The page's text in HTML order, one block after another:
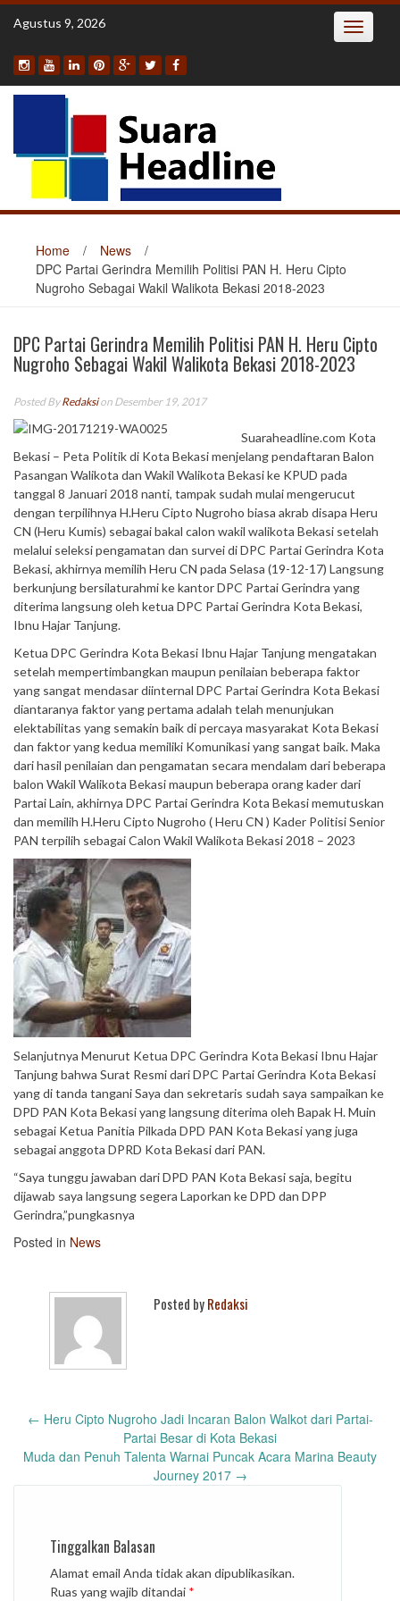
Skip
Agustus 9, 2026 Toggle
Home / News
/
DPC Partai Gerindra Memilih Politisi PAN H. Heru Cipto
Nugroho Sebagai Wakil Walikota Bekasi 2018-2023
DPC Partai Gerindra Memilih Politisi PAN H. Heru Cipto
Nugroho Sebagai Wakil Walikota Bekasi 2018-2023
Posted ByRedaksion Desember 19, 2017
Suaraheadline.com Kota
Bekasi – Peta Politik di Kota Bekasi menjelang pendaftaran Balon
Pasangan Walikota dan Wakil Walikota Bekasi ke KPUD pada
tanggal 8 Januari 2018 nanti, tampak sudah mulai mengerucut
dengan terpilihnya H.Heru Cipto Nugroho biasa akrab disapa Heru
CN (Heru Kumis) sebagai bakal calon wakil walikota Bekasi setelah
melalui seleksi pengamatan dan survei di DPC Partai Gerindra Kota
Bekasi, akhirnya memilih Heru CN pada Selasa (19-12-17) Langsung
berkunjung bersilaturahmi ke kantor DPC Partai Gerindra yang
diterima langsung oleh ketua DPC Partai Gerindra Kota Bekasi,
Ibnu Hajar Tanjung.
Ketua DPC Gerindra Kota Bekasi Ibnu Hajar Tanjung mengatakan
setelah mempertimbangkan maupun penilaian beberapa faktor
yang sangat mendasar diinternal DPC Partai Gerindra Kota Bekasi
diantaranya faktor yang pertama adalah telah menunjukan
elektabilitas yang semakin baik di percaya masyarakat Kota Bekasi
dan faktor yang kedua memiliki Komunikasi yang sangat baik. Maka
dari hasil penilaian dan pengamatan secara mendalam dari beberapa
balon Wakil Walikota Bekasi maupun beberapa orang kader dari
Partai Lain, akhirnya DPC Partai Gerindra Kota Bekasi memutuskan
dan memilih H.Heru Cipto Nugroho ( Heru CN ) Kader Politisi Senior
PAN terpilih sebagai Calon Wakil Walikota Bekasi 2018 – 2023
Selanjutnya Menurut Ketua DPC Gerindra Kota Bekasi Ibnu Hajar
Tanjung bahwa Surat Resmi dari DPC Partai Gerindra Kota Bekasi
yang di tanda tangani Saya dan sekretaris sudah saya sampaikan ke
DPD PAN Kota Bekasi yang langsung diterima oleh Bapak H. Muin
sebagai Ketua Panitia Pilkada DPD PAN Kota Bekasi yang juga
sebagai anggota DPRD Kota Bekasi dari PAN.
“Saya tunggu jawaban dari DPD PAN Kota Bekasi saja, begitu
dijawab saya langsung segera Laporkan ke DPD dan DPP
Gerindra,”pungkasnya
Posted in News
Posted byRedaksi
Post
← Heru Cipto Nugroho Jadi Incaran Balon Walkot dari Partai-
Partai Besar di Kota Bekasi
Muda dan Penuh Talenta Warnai Puncak Acara Marina Beauty
Journey 2017 →
Tinggalkan Balasan
Alamat email Anda tidak akan dipublikasikan.
Ruas yang wajib ditandai *